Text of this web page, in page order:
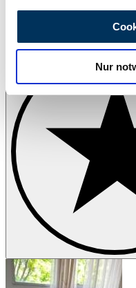
analysieren. Außerdem
Verwendung unserer
soziale Medien,
Partner führen diese
weiteren Daten
haben oder die sie im
gesammelt haben.
Nur
Fahrzeug ansehen